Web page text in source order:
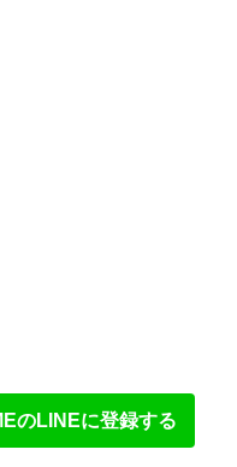
のLINEに登録する